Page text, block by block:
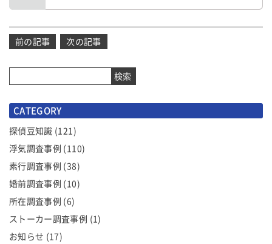
投
ナ
ビ
ー
シ
ョ
ン
前の記事 次の記事
検索
CATEGORY
探偵豆知識 (121)
浮気調査事例 (110)
素行調査事例 (38)
婚前調査事例 (10)
所在調査事例 (6)
ストーカー調査事例 (1)
お知らせ (17)